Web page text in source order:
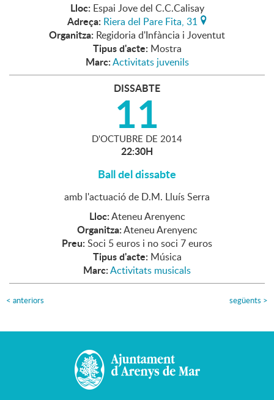
Lloc: Espai Jove del C.C.Calisay
Adreça: Riera del Pare Fita, 31
Organitza: Regidoria d'Infància i Joventut
Tipus d'acte: Mostra
Marc:Activitats juvenils
DISSABTE
11
D'OCTUBRE DE 2014
22:30H
Ball del dissabte
amb l'actuació de D.M. Lluís Serra
Lloc:Ateneu Arenyenc
Organitza:Ateneu Arenyenc
Preu: Soci 5 euros i no soci 7 euros
Tipus d'acte: Música
Marc:Activitats musicals
< anteriors següents >